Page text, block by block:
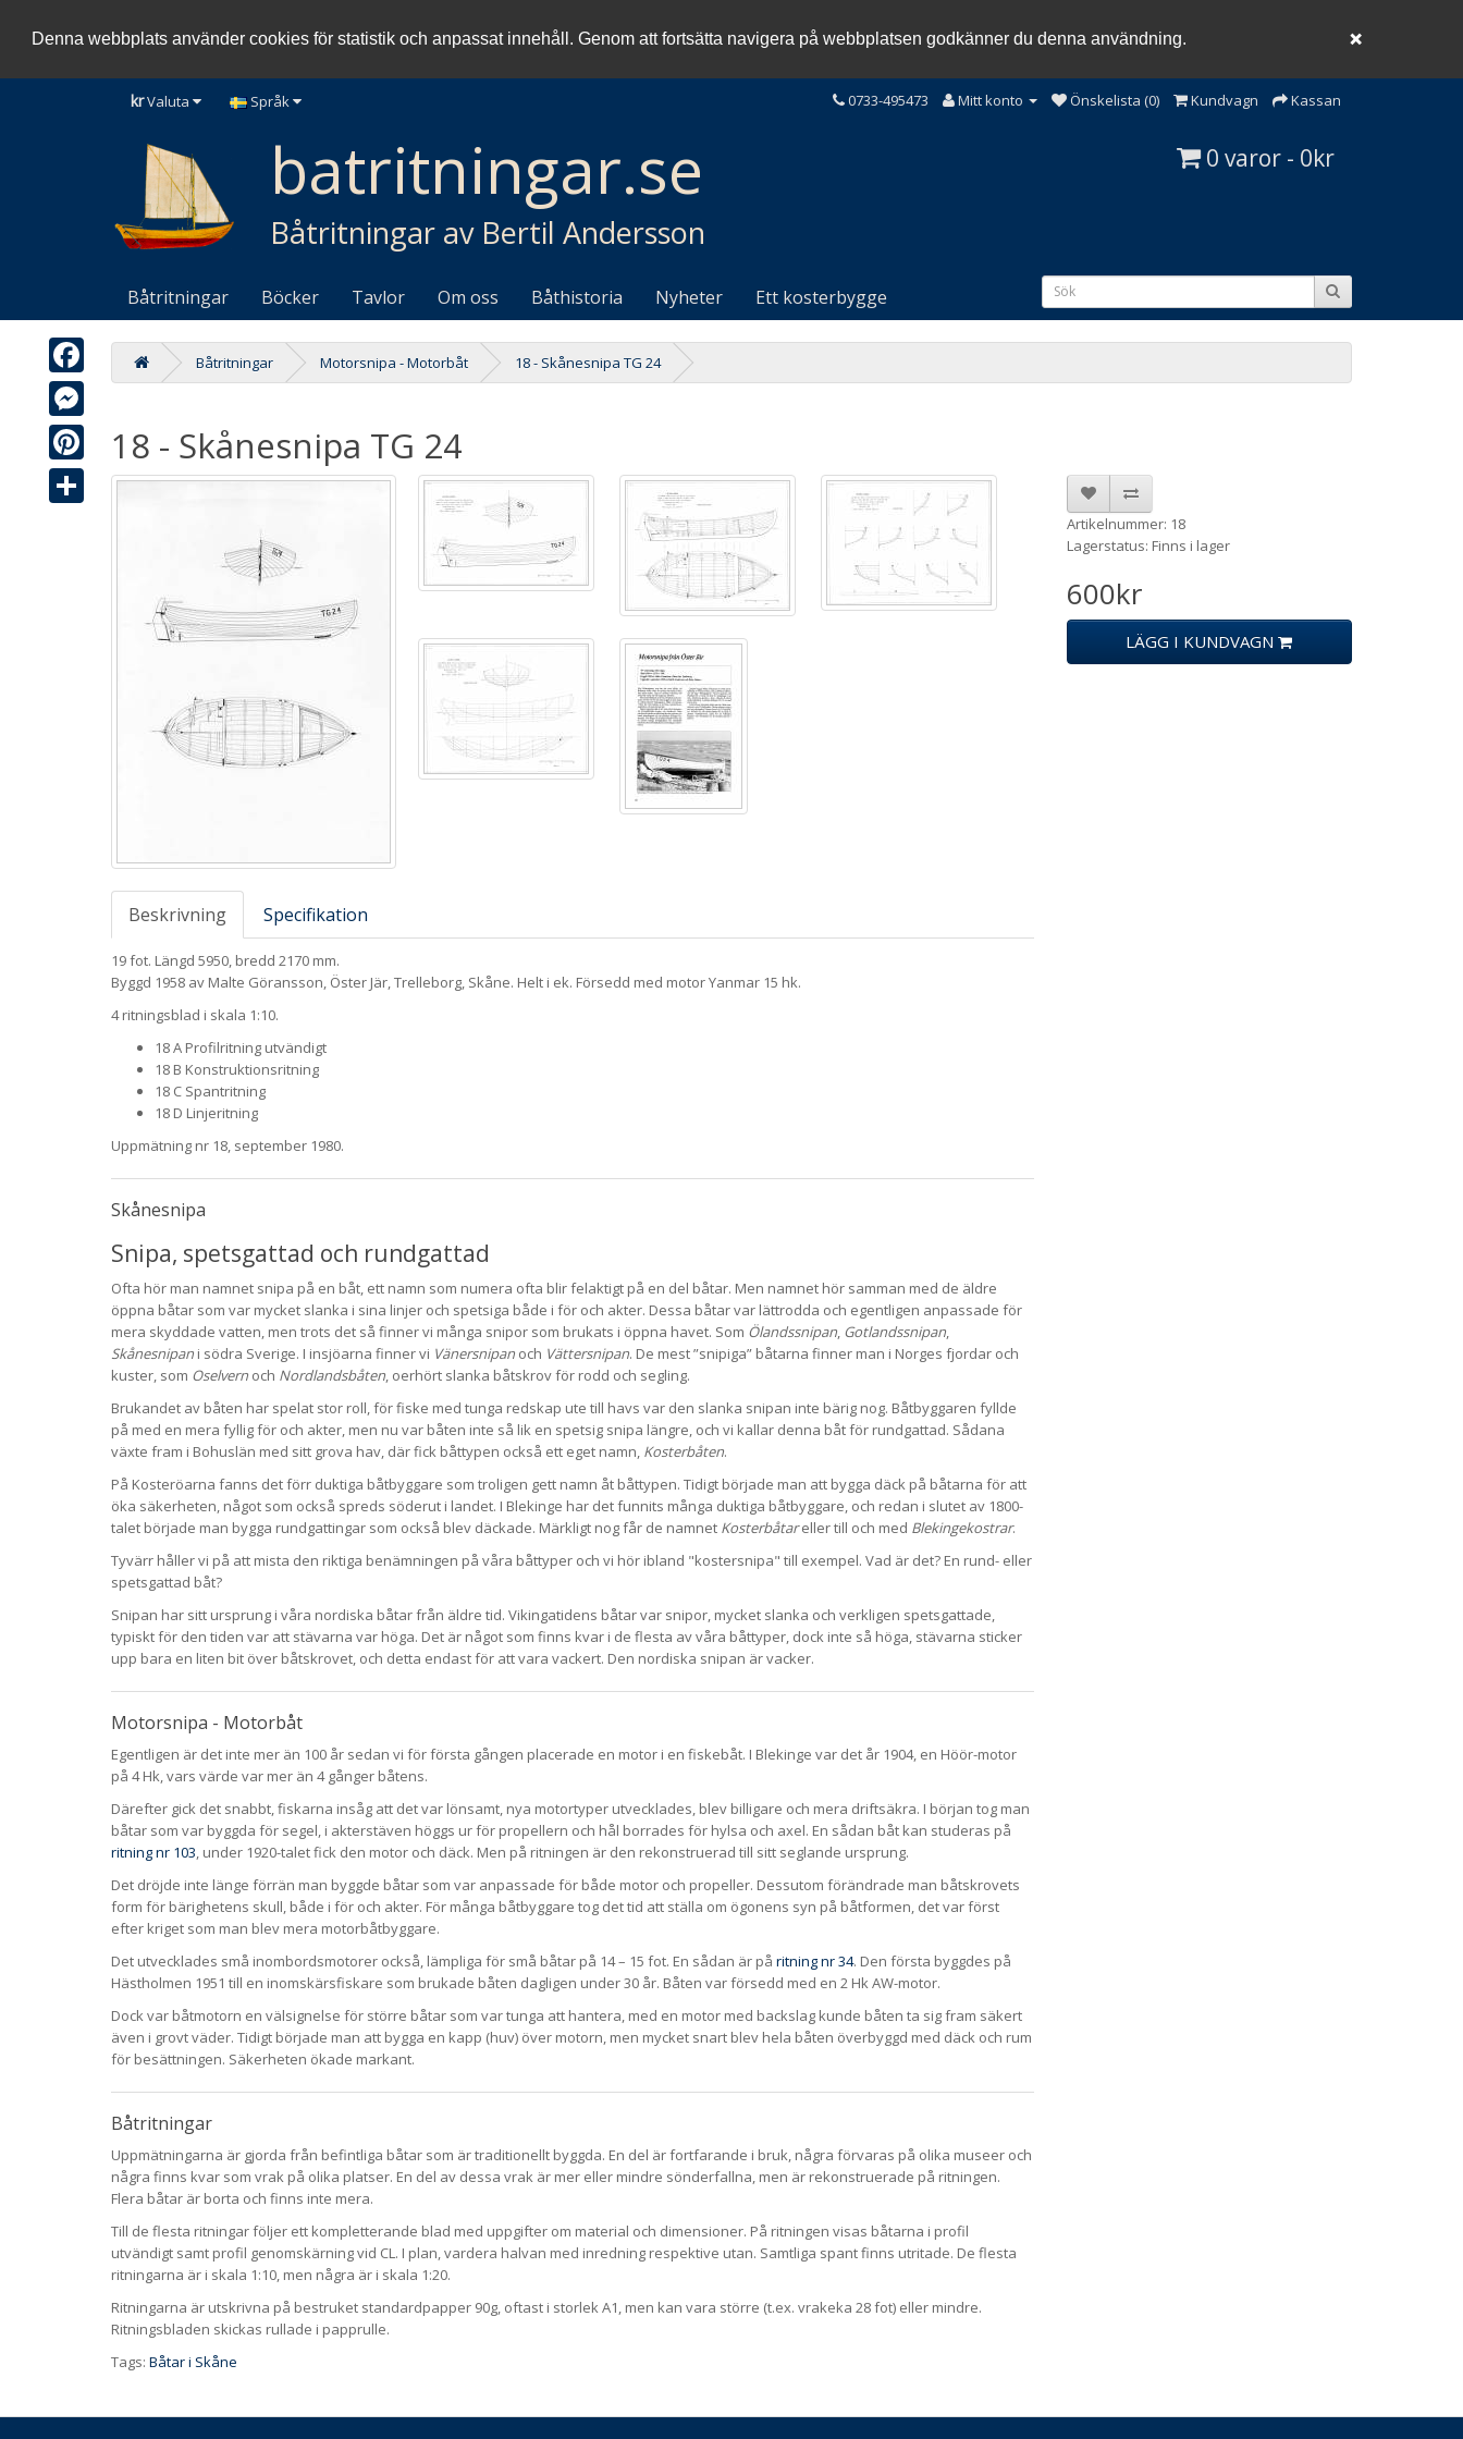
Denna webbplats använder cookies för statistik och anpassat innehåll. Genom att fortsätta navigera på webbplatsen godkänner du denna användning. ❌
krValuta Språk 0733-495473 Mitt konto Önskelista (0) Kundvagn Kassan
batritningar.se
Båtritningar av Bertil Andersson
0 varor - 0kr
Facebook
Messenger
Pinterest
Båtritningar Böcker Tavlor Om oss Båthistoria Nyheter Ett kosterbygge
Båtritningar Motorsnipa - Motorbåt 18 - Skånesnipa TG 24
18 - Skånesnipa TG 24
Beskrivning Specifikation
19 fot. Längd 5950, bredd 2170 mm.
Byggd 1958 av Malte Göransson, Öster Jär, Trelleborg, Skåne. Helt i ek. Försedd med motor Yanmar 15 hk.
4 ritningsblad i skala 1:10.
18 A Profilritning utvändigt
18 B Konstruktionsritning
18 C Spantritning
18 D Linjeritning
Uppmätning nr 18, september 1980.
Skånesnipa
Snipa, spetsgattad och rundgattad
Ofta hör man namnet snipa på en båt, ett namn som numera ofta blir felaktigt på en del båtar. Men namnet hör samman med de äldre
öppna båtar som var mycket slanka i sina linjer och spetsiga både i för och akter. Dessa båtar var lättrodda och egentligen anpassade för
mera skyddade vatten, men trots det så finner vi många snipor som brukats i öppna havet. Som Ölandssnipan Gotlandssnipan
Skånesnipan i södra Sverige. I insjöarna finner vi Vänersnipan och Vättersnipan. De mest ”snipiga” båtarna finner man i Norges fjordar och
kuster, som Oselvern och Nordlandsbåten , oerhört slanka båtskrov för rodd och segling.
Brukandet av båten har spelat stor roll, för fiske med tunga redskap ute till havs var den slanka snipan inte bärig nog. Båtbyggaren fyllde
på med en mera fyllig för och akter, men nu var båten inte så lik en spetsig snipa längre, och vi kallar denna båt för rundgattad. Sådana
växte fram i Bohuslän med sitt grova hav, där fick båttypen också ett eget namn, Kosterbåten.
På Kosteröarna fanns det förr duktiga båtbyggare som troligen gett namn åt båttypen. Tidigt började man att bygga däck på båtarna för att
öka säkerheten, något som också spreds söderut i landet. I Blekinge har det funnits många duktiga båtbyggare, och redan i slutet av 1800-
talet började man bygga rundgattingar som också blev däckade. Märkligt nog får de namnet Kosterbåtareller till och med Blekingekostrar.
Tyvärr håller vi på att mista den riktiga benämningen på våra båttyper och vi hör ibland "kostersnipa" till exempel. Vad är det? En rund- eller
spetsgattad båt?
Snipan har sitt ursprung i våra nordiska båtar från äldre tid. Vikingatidens båtar var snipor, mycket slanka och verkligen spetsgattade,
typiskt för den tiden var att stävarna var höga. Det är något som finns kvar i de flesta av våra båttyper, dock inte så höga, stävarna sticker
upp bara en liten bit över båtskrovet, och detta endast för att vara vackert. Den nordiska snipan är vacker.
Motorsnipa - Motorbåt
Egentligen är det inte mer än 100 år sedan vi för första gången placerade en motor i en fiskebåt. I Blekinge var det år 1904, en Höör-motor
på 4 Hk, vars värde var mer än 4 gånger båtens.
Därefter gick det snabbt, fiskarna insåg att det var lönsamt, nya motortyper utvecklades, blev billigare och mera driftsäkra. I början tog man
båtar som var byggda för segel, i akterstäven höggs ur för propellern och hål borrades för hylsa och axel. En sådan båt kan studeras på
ritning nr 103 , under 1920-talet fick den motor och däck. Men på ritningen är den rekonstruerad till sitt seglande ursprung.
Det dröjde inte länge förrän man byggde båtar som var anpassade för både motor och propeller. Dessutom förändrade man båtskrovets
form för bärighetens skull, både i för och akter. För många båtbyggare tog det tid att ställa om ögonens syn på båtformen, det var först
efter kriget som man blev mera motorbåtbyggare.
Det utvecklades små inombordsmotorer också, lämpliga för små båtar på 14 – 15 fot. En sådan är på ritning nr 34. Den första byggdes på
Hästholmen 1951 till en inomskärsfiskare som brukade båten dagligen under 30 år. Båten var försedd med en 2 Hk AW-motor.
Dock var båtmotorn en välsignelse för större båtar som var tunga att hantera, med en motor med backslag kunde båten ta sig fram säkert
även i grovt väder. Tidigt började man att bygga en kapp (huv) över motorn, men mycket snart blev hela båten överbyggd med däck och rum
för besättningen. Säkerheten ökade markant.
Båtritningar
Uppmätningarna är gjorda från befintliga båtar som är traditionellt byggda. En del är fortfarande i bruk, några förvaras på olika museer och
några finns kvar som vrak på olika platser. En del av dessa vrak är mer eller mindre sönderfallna, men är rekonstruerade på ritningen.
Flera båtar är borta och finns inte mera.
Till de flesta ritningar följer ett kompletterande blad med uppgifter om material och dimensioner. På ritningen visas båtarna i profil
utvändigt samt profil genomskärning vid CL. I plan, vardera halvan med inredning respektive utan. Samtliga spant finns utritade. De flesta
ritningarna är i skala 1:10, men några är i skala 1:20.
Ritningarna är utskrivna på bestruket standardpapper 90g, oftast i storlek A1, men kan vara större (t.ex. vrakeka 28 fot) eller mindre.
Ritningsbladen skickas rullade i papprulle.
Artikelnummer: 18
Lagerstatus: Finns i lager
600kr
LÄGG I KUNDVAGN
Tags: Båtar i Skåne